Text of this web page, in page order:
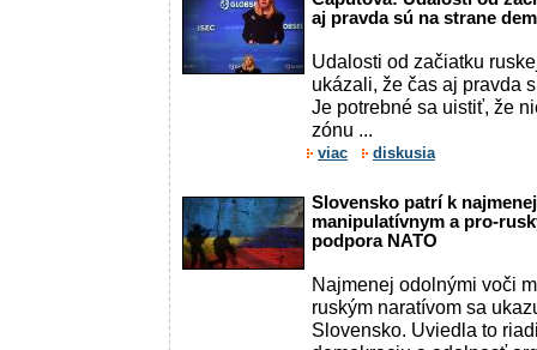
aj pravda sú na strane
Udalosti od začiatku
ukázali, že čas aj pravda
Je potrebné sa uistiť, že
zónu ...
viac diskusia
Slovensko patrí k
manipulatívnym a pro-
podpora NATO
Najmenej odolnými voči
ruským naratívom sa
Slovensko. Uviedla to